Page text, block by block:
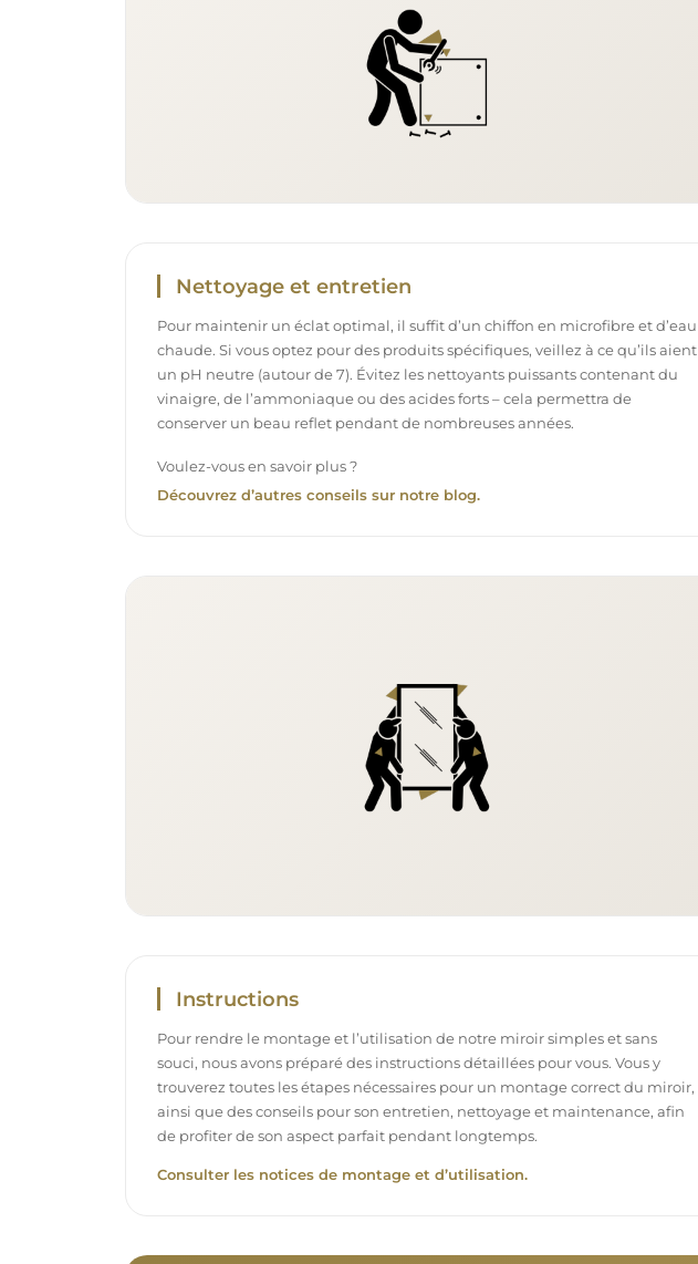
Nettoyage et entretien
Pour maintenir un éclat optimal, il suffit d’un chiffon en microfibre et d’eau
chaude. Si vous optez pour des produits spécifiques, veillez à ce qu’ils aient
un pH neutre (autour de 7). Évitez les nettoyants puissants contenant du
vinaigre, de l’ammoniaque ou des acides forts – cela permettra de
conserver un beau reflet pendant de nombreuses années.
Voulez-vous en savoir plus ?
Découvrez d’autres conseils sur notre blog.
Instructions
Pour rendre le montage et l’utilisation de notre miroir simples et sans
souci, nous avons préparé des instructions détaillées pour vous. Vous y
trouverez toutes les étapes nécessaires pour un montage correct du miroir,
ainsi que des conseils pour son entretien, nettoyage et maintenance, afin
de profiter de son aspect parfait pendant longtemps.
Consulter les notices de montage et d’utilisation.